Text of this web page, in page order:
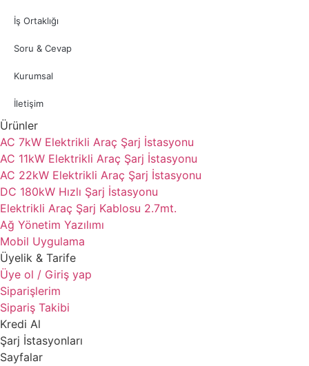
İş Ortaklığı
Soru & Cevap
Kurumsal
İletişim
Ürünler
AC 7kW Elektrikli Araç Şarj İstasyonu
AC 11kW Elektrikli Araç Şarj İstasyonu
AC 22kW Elektrikli Araç Şarj İstasyonu
DC 180kW Hızlı Şarj İstasyonu
Elektrikli Araç Şarj Kablosu 2.7mt.
Ağ Yönetim Yazılımı
Mobil Uygulama
Üyelik & Tarife
Üye ol / Giriş yap
Siparişlerim
Sipariş Takibi
Kredi Al
Şarj İstasyonları
Sayfalar